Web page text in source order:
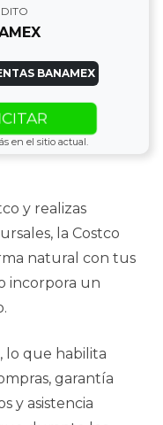
BANAMEX
en el sitio actual.
y realizas
la Costco
natural con tus
incorpora un
lo que habilita
garantía
y asistencia